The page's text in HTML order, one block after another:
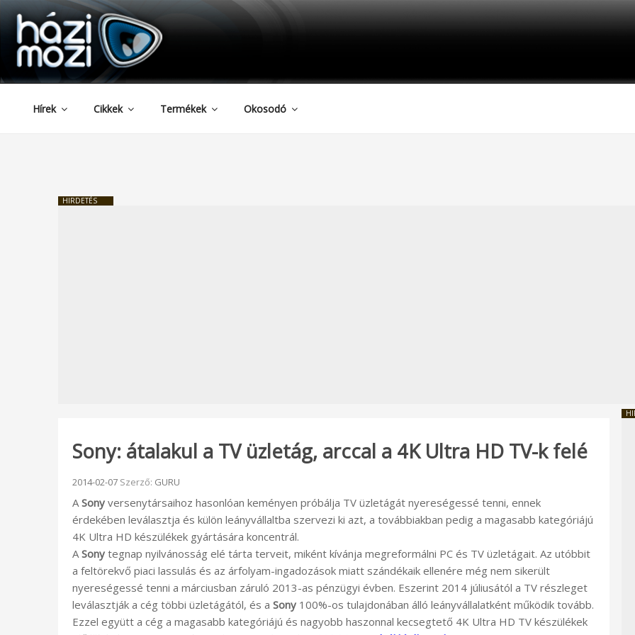
Tartalomhoz
HAZIMOZI
Hírek Cikkek Termékek Okosodó
HIRDETÉS
Sony: átalakul a TV üzletág, arccal a 4K Ultra HD TV-k felé
Beküldve:
2014-02-07 Szerző: GURU
A Sony versenytársaihoz hasonlóan keményen próbálja TV üzletágát nyereségessé tenni, ennek
érdekében leválasztja és külön leányvállaltba szervezi ki azt, a továbbiakban pedig a magasabb kategóriájú
4K Ultra HD készülékek gyártására koncentrál.
A Sony tegnap nyilvánosság elé tárta terveit, miként kívánja megreformálni PC és TV üzletágait. Az utóbbit
a feltörekvő piaci lassulás és az árfolyam-ingadozások miatt szándékaik ellenére még nem sikerült
nyereségessé tenni a márciusban záruló 2013-as pénzügyi évben. Eszerint 2014 júliusától a TV részleget
leválasztják a cég többi üzletágától, és a Sony 100%-os tulajdonában álló leányvállalatként működik tovább.
Ezzel együtt a cég a magasabb kategóriájú és nagyobb haszonnal kecsegtető 4K Ultra HD TV készülékek